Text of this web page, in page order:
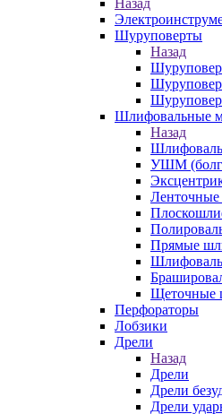
Назад
Шуруповерты
Назад
Шлифовальные
Назад
УШМ
Прямые
Щеточные
Перфораторы
Лобзики
Дрели
Назад
Дрели
Дрели
Дрели